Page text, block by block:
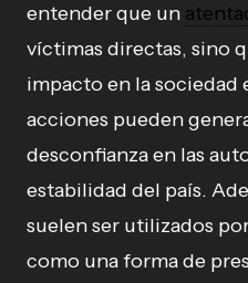
entender que un
víctimas directas, sino
impacto en la sociedad
acciones pueden
desconfianza en las
estabilidad del país.
suelen ser utilizados
como una forma de